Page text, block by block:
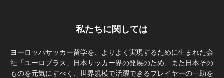
私たちに関しては
ヨーロッパサッカー留学を、よりよく実現するために生まれた会
社「ユーロプラス」日本サッカー界の発展のため、また日本その
ものを元気にすべく、世界規模で活躍できるプレイヤーの一助を